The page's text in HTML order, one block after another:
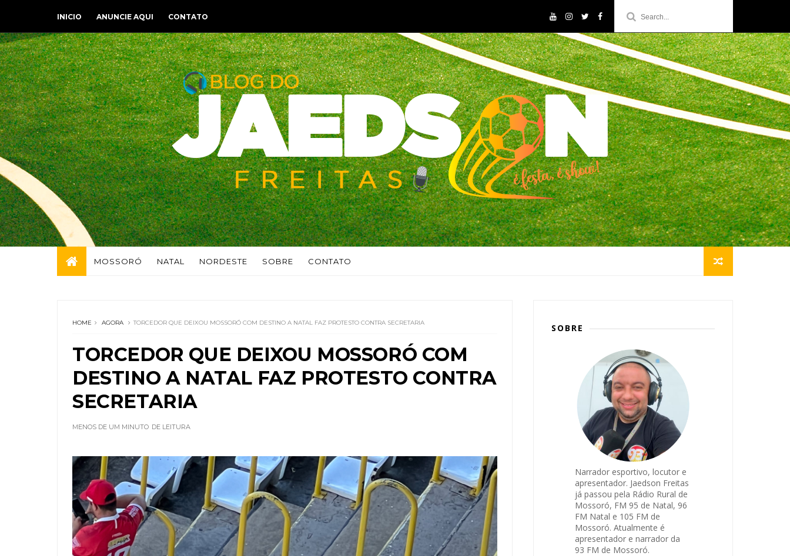
INICIO ANUNCIE AQUI CONTATO
MOSSORÓ NATAL NORDESTE SOBRE CONTATO
HOME AGORA TORCEDOR QUE DEIXOU MOSSORÓ COM DESTINO A NATAL FAZ PROTESTO CONTRA SECRETARIA
TORCEDOR QUE DEIXOU MOSSORÓ COM
DESTINO A NATAL FAZ PROTESTO CONTRA
SECRETARIA
MENOS DE UM MINUTO DE LEITURA
SOBRE
Narrador esportivo, locutor e
apresentador. Jaedson Freitas
já passou pela Rádio Rural de
Mossoró, FM 95 de Natal, 96
FM Natal e 105 FM de
Mossoró. Atualmente é
apresentador e narrador da
93 FM de Mossoró.